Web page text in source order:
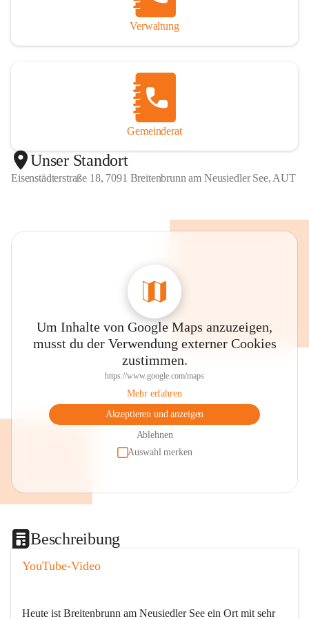
Verwaltung
Gemeinderat
Unser Standort
Eisenstädterstraße 18, 7091 Breitenbrunn am Neusiedler See, AUT
Um Inhalte von Google Maps anzuzeigen,
musst du der Verwendung externer Cookies
zustimmen.
https://www.google.com/maps
Mehr erfahren
Akzeptieren und anzeigen
Ablehnen
Auswahl merken
Beschreibung
YouTube-Video
Heute ist Breitenbrunn am Neusiedler See ein Ort mit sehr